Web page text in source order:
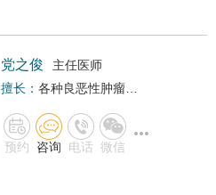
党之俊
主任医师
擅长： 各种良恶性肿瘤的介入微创治疗。
预约 咨询 电话 微信